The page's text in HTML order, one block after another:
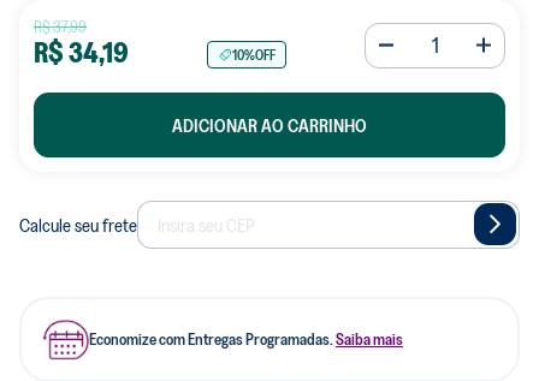
R$37,99
R$34,19 10%OFF
ADICIONAR AO CARRINHO
Calcule seu frete
Economize com Entregas Programadas.Saiba mais